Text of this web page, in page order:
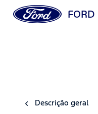
FORD
Descrição geral